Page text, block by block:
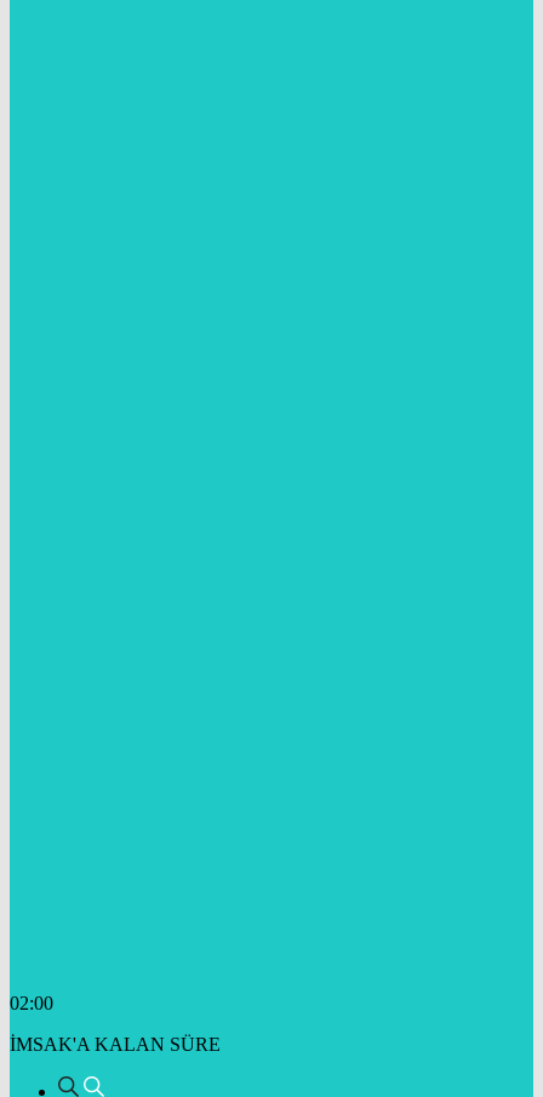
02:00
İMSAK'A KALAN SÜRE